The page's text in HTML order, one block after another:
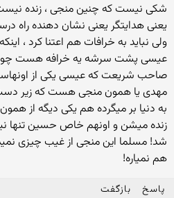
شکی نیست که چنین منجی ، زنده
یعنی هدایتگر یعنی نشان دهنده راه
ولی نباید به خرافات هم اعتنا کرد ،
عیسی پشت سرشه یه خرافه هست چون
صاحب شریعت که عیسی یکی از
مهدی یا همون منجی هست که زیر
به دنیا بر میگرده هم یکی دیگه از
زنده میشن و اونهم خاص حسین تنها
شد! مسلما این منجی از غیب چیزی
هم نمیاره!
پاسخ بازگفت